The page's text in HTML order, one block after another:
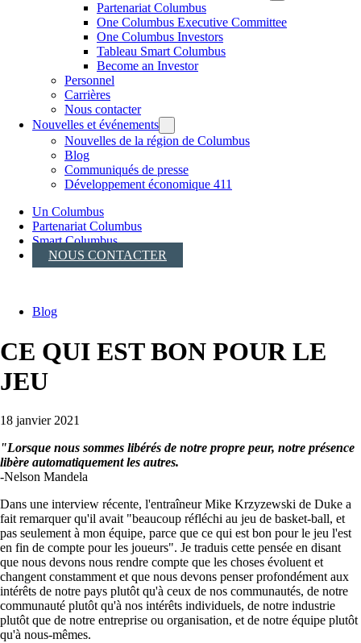
Partenariat Columbus
One Columbus Executive Committee
One Columbus Investors
Tableau Smart Columbus
Become an Investor
Personnel
Carrières
Nous contacter
Nouvelles et événements
Nouvelles de la région de Columbus
Blog
Communiqués de presse
Développement économique 411
Un Columbus
Partenariat Columbus
Smart Columbus
NOUS CONTACTER
Blog
CE QUI EST BON POUR LE
JEU
18 janvier 2021
"Lorsque nous sommes libérés de notre propre peur, notre présence
libère automatiquement les autres.
-Nelson Mandela
Dans une interview récente, l'entraîneur Mike Krzyzewski de Duke a
fait remarquer qu'il avait "beaucoup réfléchi au jeu de basket-ball, et
pas seulement à mon équipe, parce que ce qui est bon pour le jeu l'est
en fin de compte pour les joueurs". Je traduis cette pensée en disant
que nous devons nous rendre compte que les choses évoluent et
changent constamment et que nous devons penser profondément aux
intérêts de notre pays plutôt qu'à ceux de nos communautés, de notre
communauté plutôt qu'à nos intérêts individuels, de notre industrie
plutôt que de notre entreprise ou organisation, et de notre équipe plutôt
qu'à nous-mêmes.